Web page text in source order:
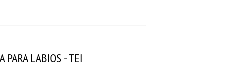
PARA LABIOS - TEI